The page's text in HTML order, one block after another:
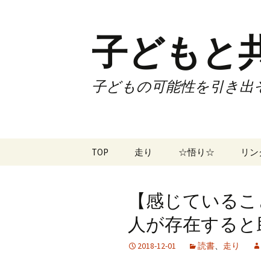
子どもと
子どもの可能性を引き出
TOP 走り
試合
ズームフライ
☆悟り☆ リン
70
70
【感じている
人が存在する
2018-12-01 読書、 走り